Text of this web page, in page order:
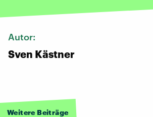
Autor:
Sven Kästner
Weitere Beiträge